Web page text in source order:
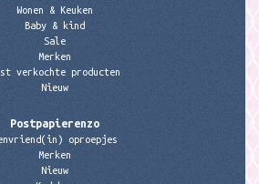
Wonen & Keuken
Baby & kind
Sale
Merken
verkochte producten
Nieuw
Postpapierenzo
oproepjes
Merken
Nieuw